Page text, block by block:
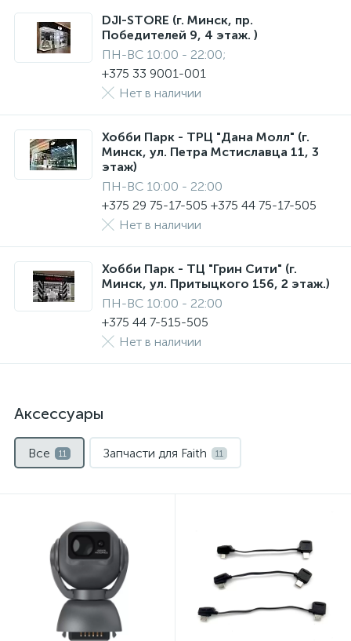
DJI-STORE (г. Минск, пр.
Победителей 9, 4 этаж. )
ПН-ВС 10:00 - 22:00;
+375 33 9001-001
Нет в наличии
Хобби Парк - ТРЦ "Дана Молл" (г.
Минск, ул. Петра Мстиславца 11, 3
этаж)
ПН-ВС 10:00 - 22:00
+375 29 75-17-505 +375 44 75-17-505
Нет в наличии
Хобби Парк - ТЦ "Грин Сити" (г.
Минск, ул. Притыцкого 156, 2 этаж.)
ПН-ВС 10:00 - 22:00
+375 44 7-515-505
Нет в наличии
Аксессуары
Все 11 Запчасти для Faith 11